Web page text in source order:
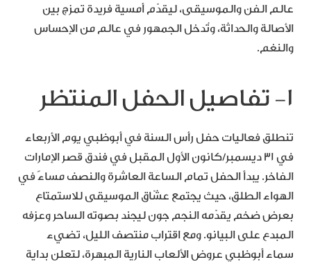
عالم الفن والموسيقى، ليقدّم أمسية فريدة تمزج بين
الأصالة والحداثة، وتُدخل الجمهور في عالم من الإحساس
والنغم.
١- تفاصيل الحفل المنتظر
تنطلق فعاليات حفل رأس السنة في أبوظبي يوم الأربعاء
في 31 ديسمبر/كانون الأول المقبل في فندق قصر الإمارات
الفاخر. يبدأ الحفل تمام الساعة العاشرة والنصف مساءً في
الهواء الطلق، حيث يجتمع عشّاق الموسيقى للاستمتاع
بعرض ضخم يقدّمه النجم جون ليجند بصوته الساحر وعزفه
المبدع على البيانو. ومع اقتراب منتصف الليل، تضيء
سماء أبوظبي عروض الألعاب النارية المبهرة، لتعلن بداية